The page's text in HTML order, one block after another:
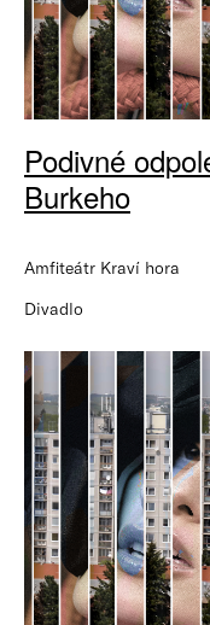
Podivné
Burkeho
Amfiteátr Kraví hora
Divadlo